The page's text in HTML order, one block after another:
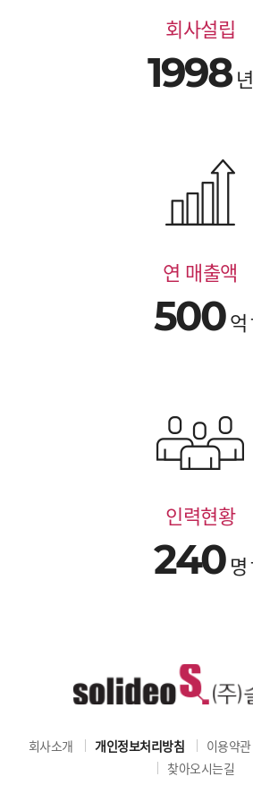
회사설립
1998년
연 매출액
500억
인력현황
240명
회사소개 개인정보처리방침 이용약관
찾아오시는길